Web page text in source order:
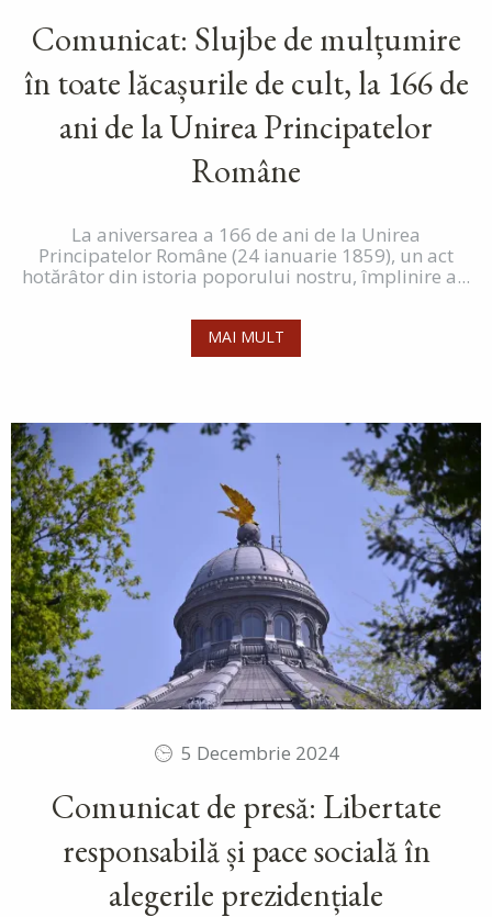
Comunicat: Slujbe de mulțumire
în toate lăcașurile de cult, la 166 de
ani de la Unirea Principatelor
Române
La aniversarea a 166 de ani de la Unirea
Principatelor Române (24 ianuarie 1859), un act
hotărâtor din istoria poporului nostru, împlinire a...
MAI MULT
5 Decembrie 2024
Comunicat de presă: Libertate
responsabilă și pace socială în
alegerile prezidențiale